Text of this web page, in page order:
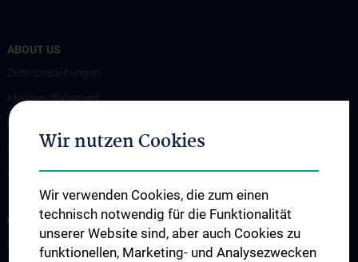
ABOUT US
Mission Statement
How to find us
Events
OUR DIVISIONS
Wir nutzen Cookies
Wir verwenden Cookies, die zum einen
technisch notwendig für die Funktionalität
unserer Website sind, aber auch Cookies zu
funktionellen, Marketing- und Analysezwecken